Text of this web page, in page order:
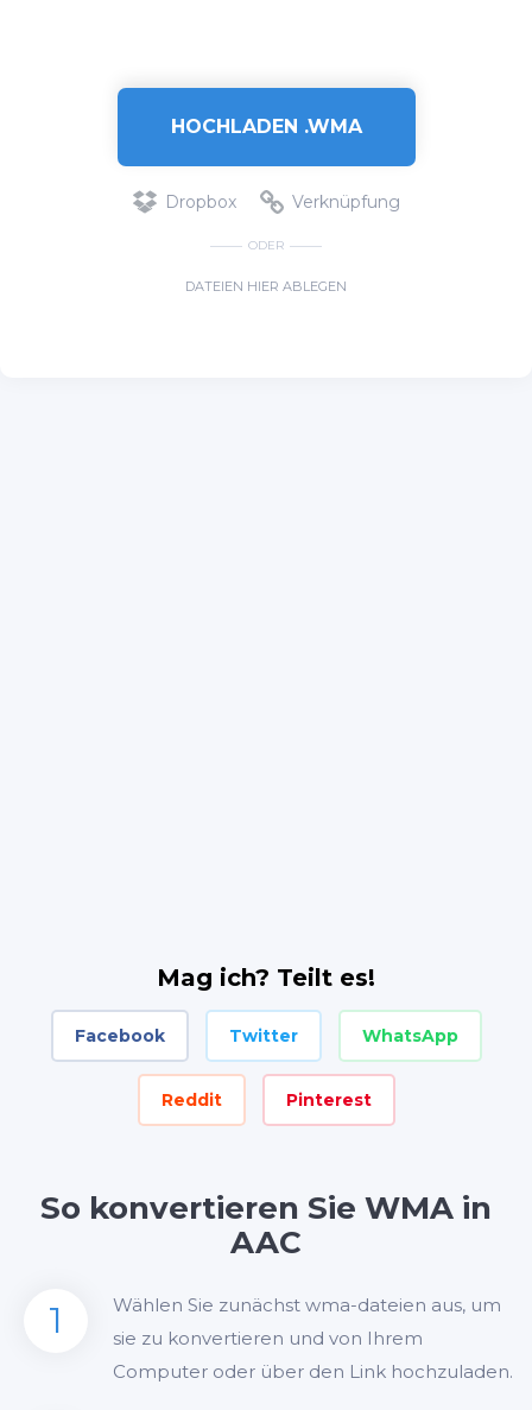
HOCHLADEN .WMA
Dropbox Verknüpfung
ODER
DATEIEN HIER ABLEGEN
Mag ich? Teilt es!
Facebook Twitter WhatsApp
Reddit Pinterest
So konvertieren Sie WMA in
AAC
1
Wählen Sie zunächst wma-dateien aus, um
sie zu konvertieren und von Ihrem
Computer oder über den Link hochzuladen.